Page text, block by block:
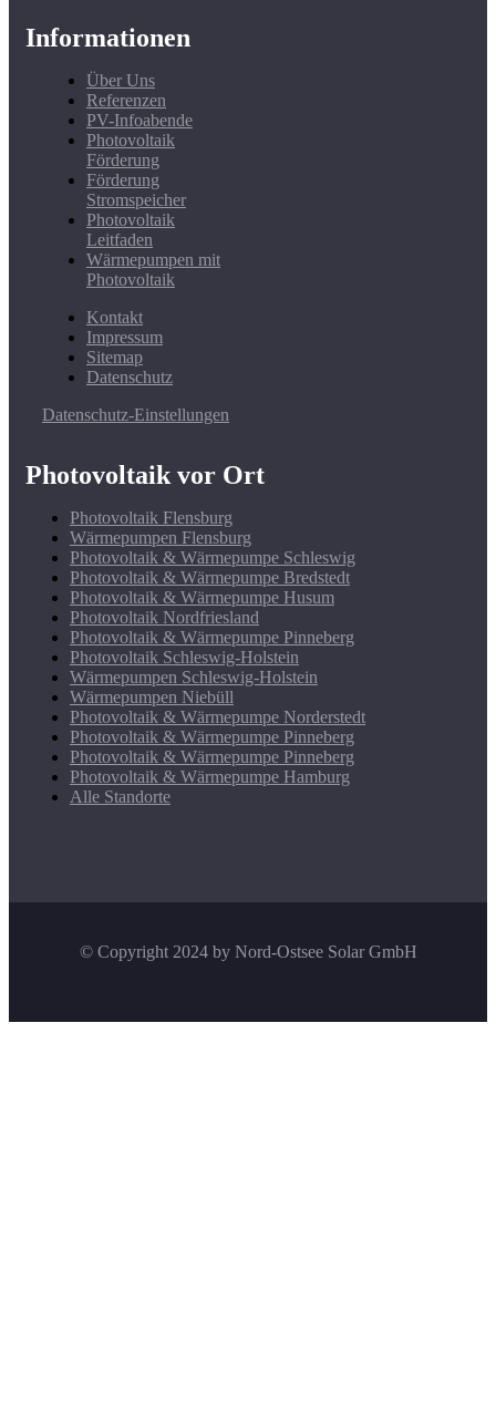
Informationen
Über Uns
Referenzen
PV-Infoabende
Photovoltaik
Förderung
Förderung
Stromspeicher
Photovoltaik
Leitfaden
Wärmepumpen mit
Photovoltaik
Kontakt
Impressum
Sitemap
Datenschutz
Datenschutz-Einstellungen
Photovoltaik vor Ort
Photovoltaik Flensburg
Wärmepumpen Flensburg
Photovoltaik & Wärmepumpe Schleswig
Photovoltaik & Wärmepumpe Bredstedt
Photovoltaik & Wärmepumpe Husum
Photovoltaik Nordfriesland
Photovoltaik & Wärmepumpe Pinneberg
Photovoltaik Schleswig-Holstein
Wärmepumpen Schleswig-Holstein
Wärmepumpen Niebüll
Photovoltaik & Wärmepumpe Norderstedt
Photovoltaik & Wärmepumpe Pinneberg
Photovoltaik & Wärmepumpe Pinneberg
Photovoltaik & Wärmepumpe Hamburg
Alle Standorte
© Copyright 2024 by Nord-Ostsee Solar GmbH